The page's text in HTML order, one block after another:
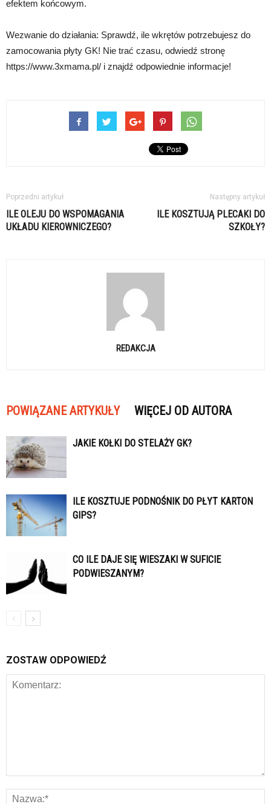
efektem końcowym.
Wezwanie do działania: Sprawdź, ile wkrętów potrzebujesz do
zamocowania płyty GK! Nie trać czasu, odwiedź stronę
https://www.3xmama.pl/ i znajdź odpowiednie informacje!
Poprzedni artykuł
ILE OLEJU DO WSPOMAGANIA
UKŁADU KIEROWNICZEGO?
Następny artykuł
ILE KOSZTUJĄ PLECAKI DO
SZKOŁY?
REDAKCJA
POWIĄZANE ARTYKUŁY WIĘCEJ OD AUTORA
JAKIE KOŁKI DO STELAŻY GK?
ILE KOSZTUJE PODNOŚNIK DO PŁYT KARTON
GIPS?
CO ILE DAJE SIĘ WIESZAKI W SUFICIE
PODWIESZANYM?
ZOSTAW ODPOWIEDŹ